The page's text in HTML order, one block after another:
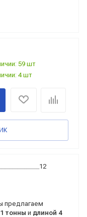
59 шт
4 шт
12
предлагаем
тонны и длиной 4